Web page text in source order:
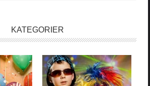
KATEGORIER